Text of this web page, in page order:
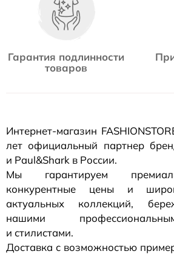
Гарантия подлинности
товаров
Интернет-магазин
лет официальный партнер
и Paul&Shark в России.
Мы гарантируем
конкурентные цены и
актуальных коллекций,
нашими
и стилистами.
Доставка с возможностью